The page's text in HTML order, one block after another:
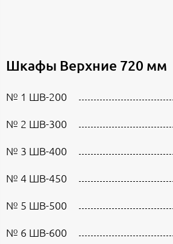
Шкафы Верхние 720 мм
№ 1 ШВ-200
№ 2 ШВ-300
№ 3 ШВ-400
№ 4 ШВ-450
№ 5 ШВ-500
№ 6 ШВ-600